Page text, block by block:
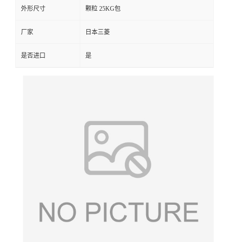
外形尺寸 颗粒 25KG包
厂家 日本三菱
是否进口 是